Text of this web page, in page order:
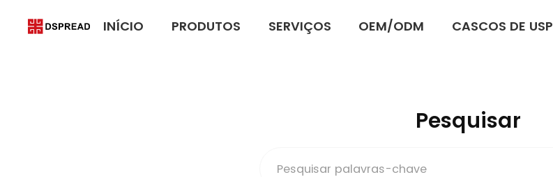
INÍCIO PRODUTOS SERVIÇOS OEM/ODM CASCOS DE USP
Pesquisar